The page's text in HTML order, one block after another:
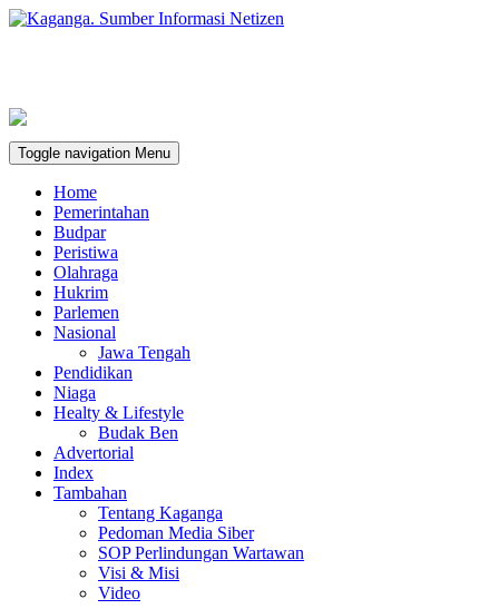
Toggle navigation Menu
Home
Pemerintahan
Budpar
Peristiwa
Olahraga
Hukrim
Parlemen
Nasional
Jawa Tengah
Pendidikan
Niaga
Healty & Lifestyle
Budak Ben
Advertorial
Index
Tambahan
Tentang Kaganga
Pedoman Media Siber
SOP Perlindungan Wartawan
Visi & Misi
Video